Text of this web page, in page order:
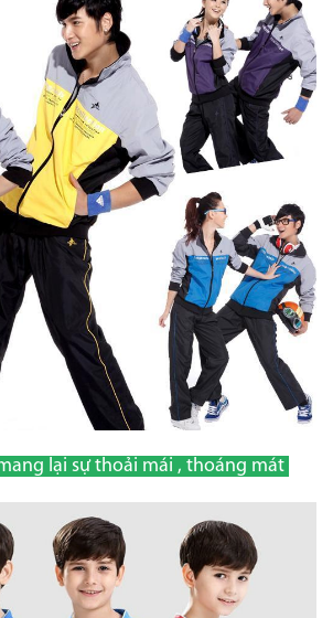
lại sự thoải mái , thoáng mát